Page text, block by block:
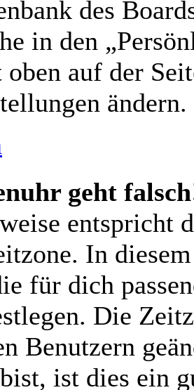
des
in den
auf der
ändern.
geht
entspricht
In
für dich
Die
Benutzern
ist dies ein